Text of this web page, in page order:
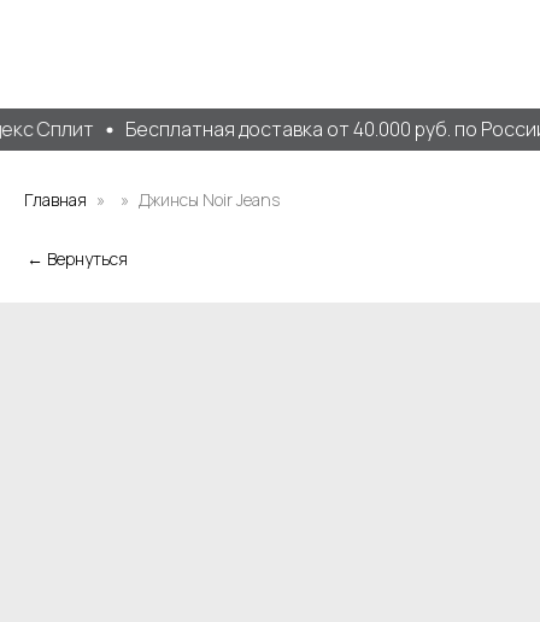
Сплит Бесплатная доставка от 40.000 руб. по России
Главная Джинсы Noir Jeans
← Вернуться